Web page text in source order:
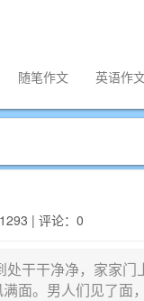
随笔作文 英语作
| 评论：0
干净净，家家门
面。男人们见了面